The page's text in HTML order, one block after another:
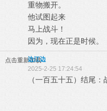
重物搬开。
他试图起来
马上战斗！
因为，现在正是时候。
点击重新加载
边江边
2025-2-25 17:24:54
（一百五十五）结尾：